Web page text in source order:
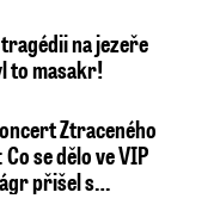
na jezeře
to masakr!
Ztraceného
se dělo ve VIP
přišel s…